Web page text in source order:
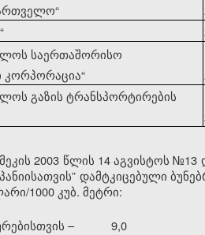
“
“
საერთაშორისო
კორპორაცია“
გაზის ტრანსპორტირების
2003 წლის 14 აგვისტოს
დამტკიცებული
1000 კუბ. მეტრი:
–
9,0